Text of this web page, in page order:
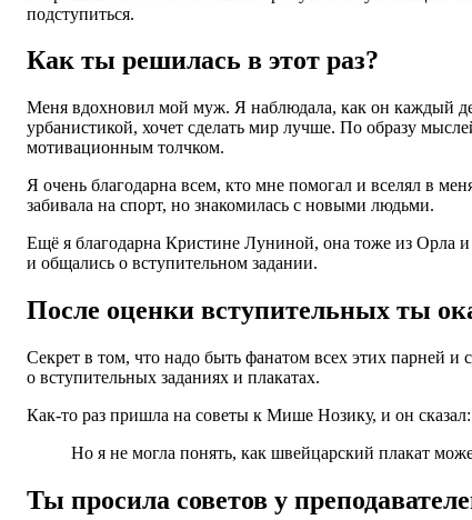
подступиться.
Как ты решилась в этот раз?
Меня вдохновил мой муж. Я наблюдала, как он каждый
урбанистикой, хочет сделать мир лучше. По образу
мотивационным толчком.
Я очень благодарна всем, кто мне помогал и вселял в
забивала на спорт, но знакомилась с новыми людьми.
Ещё я благодарна Кристине Луниной, она тоже из Орла
и общались о вступительном задании.
После оценки вступительных ты
Секрет в том, что надо быть фанатом всех этих парней и
о вступительных заданиях и плакатах.
Как-то раз пришла на советы к Мише Нозику, и он
Но я не могла понять, как швейцарский плакат
Ты просила советов у